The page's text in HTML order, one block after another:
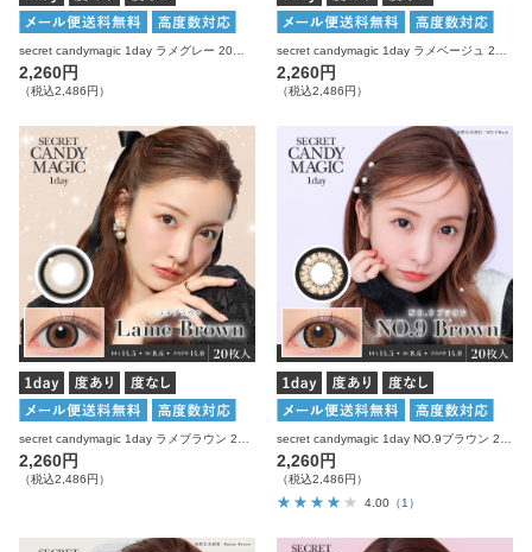
2,260円
（税込2,486円）
2,260円
（税込2,486円）
2,260円
（税込2,486円）
2,260円
（税込2,486円）
4.00 （1）